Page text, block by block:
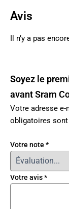
Avis
Il n’y a pas
Soyez le
avant Sram
Votre adresse e-
obligatoires
Votre note *
Votre avis*